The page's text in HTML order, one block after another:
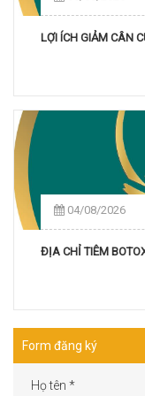
LỢI ÍCH GIẢM CÂN
04/08/2026
ĐỊA CHỈ TIÊM
Form đăng ký
Họ tên *